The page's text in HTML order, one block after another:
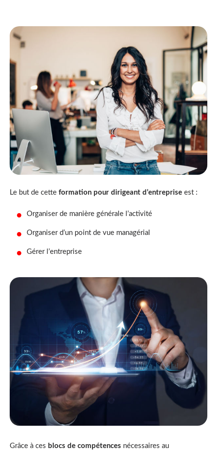
Le but de cette formation pour dirigeant d’entreprise est :
Organiser de manière générale l’activité
Organiser d’un point de vue managérial
Gérer l’entreprise
Grâce à ces blocs de compétences nécessaires au